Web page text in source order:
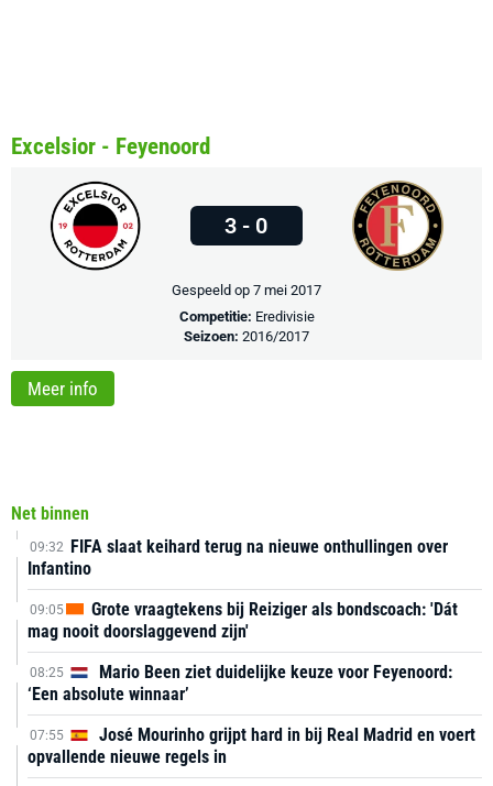
Net binnen
09:32 FIFA slaat keihard terug na nieuwe onthullingen over
Infantino
09:05
Grote vraagtekens bij Reiziger als bondscoach: 'Dát
mag nooit doorslaggevend zijn'
08:25
Mario Been ziet duidelijke keuze voor Feyenoord:
‘Een absolute winnaar’
07:55
José Mourinho grijpt hard in bij Real Madrid en voert
opvallende nieuwe regels in
Excelsior - Feyenoord
3 - 0
Gespeeld op 7 mei 2017
Competitie: Eredivisie
Seizoen: 2016/2017
Meer info